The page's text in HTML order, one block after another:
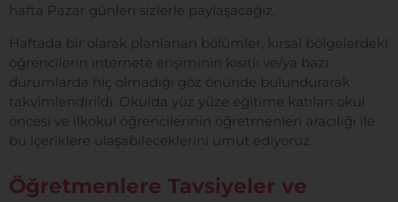
hafta Pazar günleri sizlerle paylaşacağız.
Haftada bir olarak planlanan bölümler, kırsal bölgelerdeki
öğrencilerin internete erişiminin kısıtlı ve/ya bazı
durumlarda hiç olmadığı göz önünde bulundurarak
takvimlendirildi. Okulda yüz yüze eğitime katılan okul
öncesi ve ilkokul öğrencilerinin öğretmenleri aracılığı ile
bu içeriklere ulaşabileceklerini umut ediyoruz.
Öğretmenlere Tavsiyeler ve